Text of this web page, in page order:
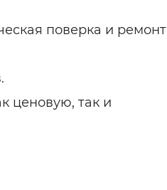
поверка и ремонт
ценовую, так и